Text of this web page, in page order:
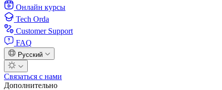
Онлайн курсы
Tech Orda
Customer Support
FAQ
Русский
Связаться с нами
Дополнительно